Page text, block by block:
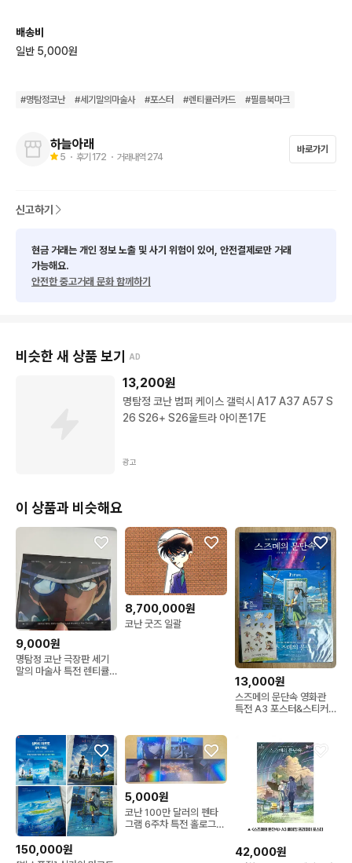
배송비
일반 5,000원
#명탐정코난 #세기말의마술사 #포스터 #렌티큘러카드 #필름북마크
하늘아래
5 ・ 후기 172 ・ 거래내역 274
바로가기
신고하기
현금 거래는 개인 정보 노출 및 사기 위험이 있어, 안전결제로만 거래
가능해요.
안전한 중고거래 문화 함께하기
비슷한 새 상품 보기 AD
13,200원
명탐정 코난 범퍼 케이스 갤럭시 A17 A37 A57 S
26 S26+ S26울트라 아이폰17E
광고
이 상품과 비슷해요
9,000원
명탐정 코난 극장판 세기
말의 마술사 특전 렌티큘
8,700,000원
코난 굿즈 일괄
13,000원
스즈메의 문단속 영화관
특전 A3 포스터&스티커
150,000원
5,000원
코난 100만 달러의 펜타
그램 6주차 특전 홀로그램
42,000원